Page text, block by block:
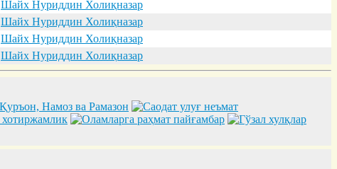
Шайх Нуриддин Холиқназар
Шайх Нуриддин Холиқназар
Шайх Нуриддин Холиқназар
Шайх Нуриддин Холиқназар